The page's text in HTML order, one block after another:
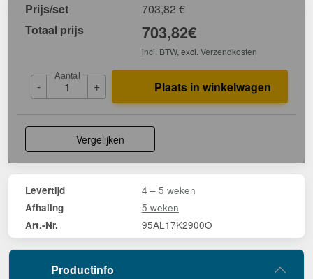
Prijs/set 703,82 €
Totaal prijs
703,82€
incl. BTW, excl. Verzendkosten
-
Aantal
+ Plaats in winkelwagen
Vergelijken
Levertijd 4 – 5 weken
Afhaling 5 weken
Art.-Nr. 95AL17K2900O
Productinfo